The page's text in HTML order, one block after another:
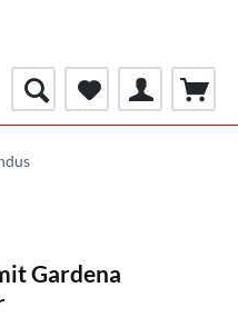
Gardena